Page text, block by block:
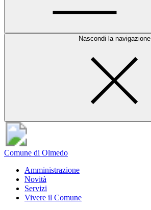
Nascondi la navigazione
Comune di Olmedo
Amministrazione
Novità
Servizi
Vivere il Comune